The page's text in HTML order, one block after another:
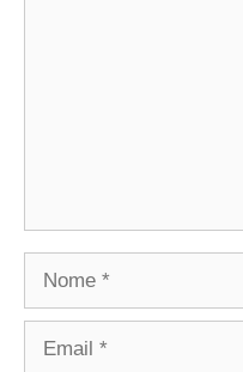
Nome
Email